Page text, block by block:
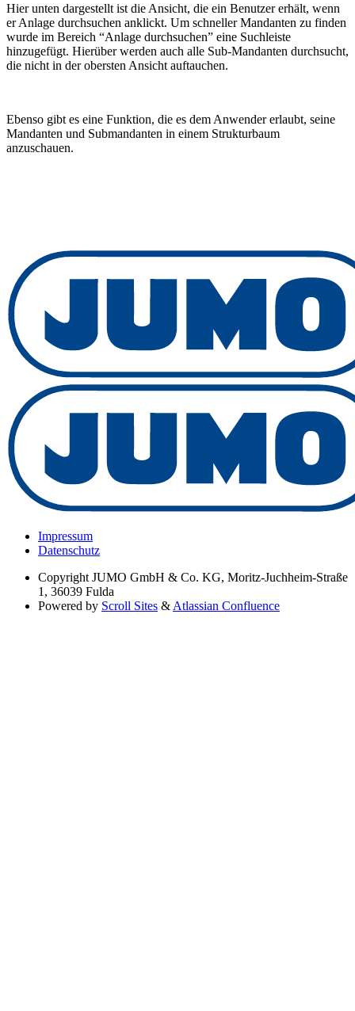
Hier unten dargestellt ist die Ansicht, die ein Benutzer erhält, wenn
er Anlage durchsuchen anklickt. Um schneller Mandanten zu finden
wurde im Bereich “Anlage durchsuchen” eine Suchleiste
hinzugefügt. Hierüber werden auch alle Sub-Mandanten durchsucht,
die nicht in der obersten Ansicht auftauchen.
Ebenso gibt es eine Funktion, die es dem Anwender erlaubt, seine
Mandanten und Submandanten in einem Strukturbaum
anzuschauen.
Impressum
Datenschutz
Copyright JUMO GmbH & Co. KG, Moritz-Juchheim-Straße
1, 36039 Fulda
Powered by Scroll Sites & Atlassian Confluence